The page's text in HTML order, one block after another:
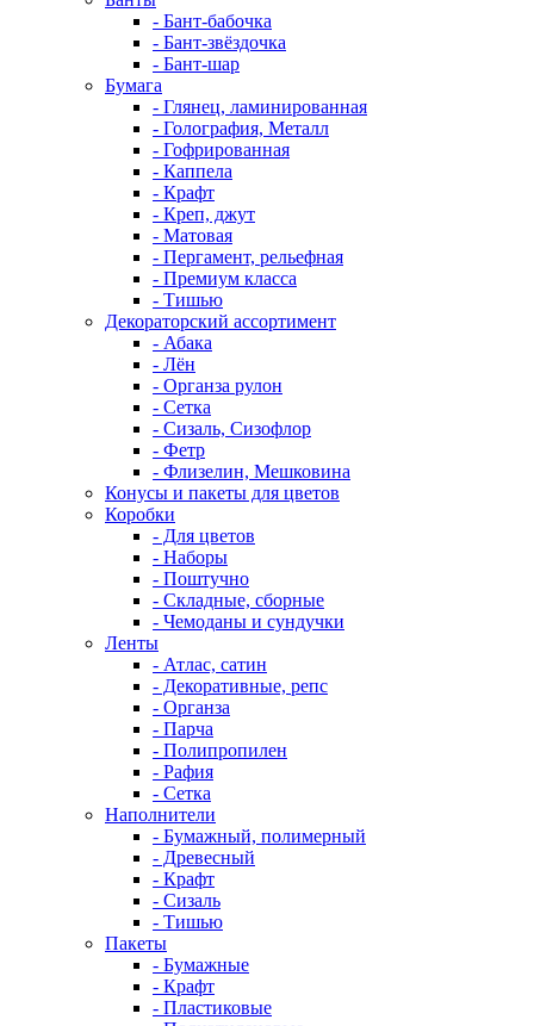
- Бант-бабочка
- Бант-звёздочка
- Бант-шар
Бумага
- Глянец, ламинированная
- Голография, Металл
- Гофрированная
- Каппела
- Крафт
- Креп, джут
- Матовая
- Пергамент, рельефная
- Премиум класса
- Тишью
Декораторский ассортимент
- Абака
- Лён
- Органза рулон
- Сетка
- Сизаль, Сизофлор
- Фетр
- Флизелин, Мешковина
Конусы и пакеты для цветов
Коробки
- Для цветов
- Наборы
- Поштучно
- Складные, сборные
- Чемоданы и сундучки
Ленты
- Атлас, сатин
- Декоративные, репс
- Органза
- Парча
- Полипропилен
- Рафия
- Сетка
Наполнители
- Бумажный, полимерный
- Древесный
- Крафт
- Сизаль
- Тишью
Пакеты
- Бумажные
- Крафт
- Пластиковые